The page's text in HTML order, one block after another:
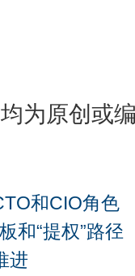
为原创或
和CIO角色
和“提权”路径
进